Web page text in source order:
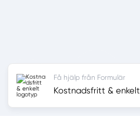
Få hjälp från Formulär
Kostnadsfritt & enkelt